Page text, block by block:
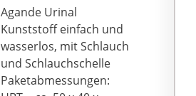
unangenehme Gerüche
werden verhindert.
Agande Urinal
Kunststoff einfach und
wasserlos, mit Schlauch
und Schlauchschelle
Paketabmessungen: